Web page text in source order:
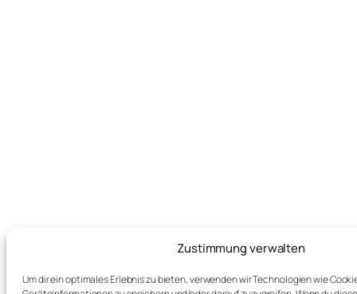
Zustimmung verwalten
Um dir ein optimales Erlebnis zu bieten, verwenden wir Technologien wie